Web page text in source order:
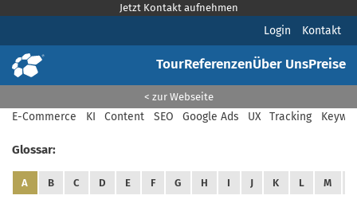
Jetzt Kontakt aufnehmen
Login Kontakt
TourReferenzenÜber UnsPreise
< zur Webseite
E-Commerce KI Content SEO Google Ads UX Tracking
Glossar:
A B C D E F G H I J K L M